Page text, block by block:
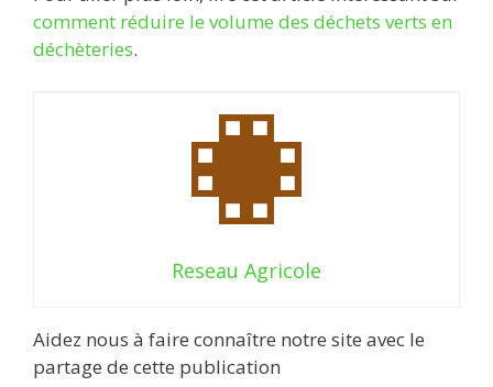
comment réduire le volume des déchets verts en
déchèteries.
Reseau Agricole
Aidez nous à faire connaître notre site avec le
partage de cette publication